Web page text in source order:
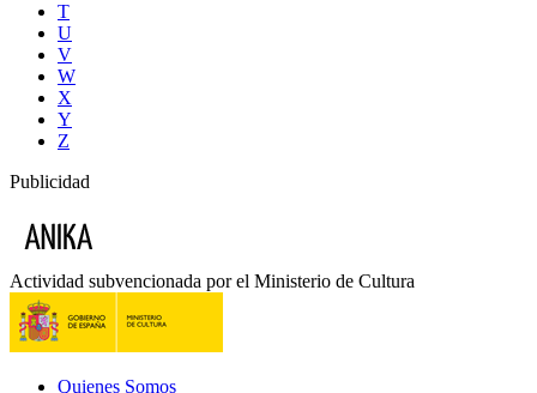
T
U
V
W
X
Y
Z
Publicidad
Actividad subvencionada por el Ministerio de Cultura
Quienes Somos